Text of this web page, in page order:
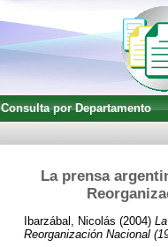
Consulta por Departamento
La prensa
Ibarzábal, Nicolás (2004)
Reorganización Nacional